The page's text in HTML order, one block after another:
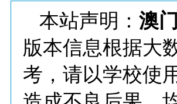
本站声明： 澳
版本信息根据大
考，请以学校使